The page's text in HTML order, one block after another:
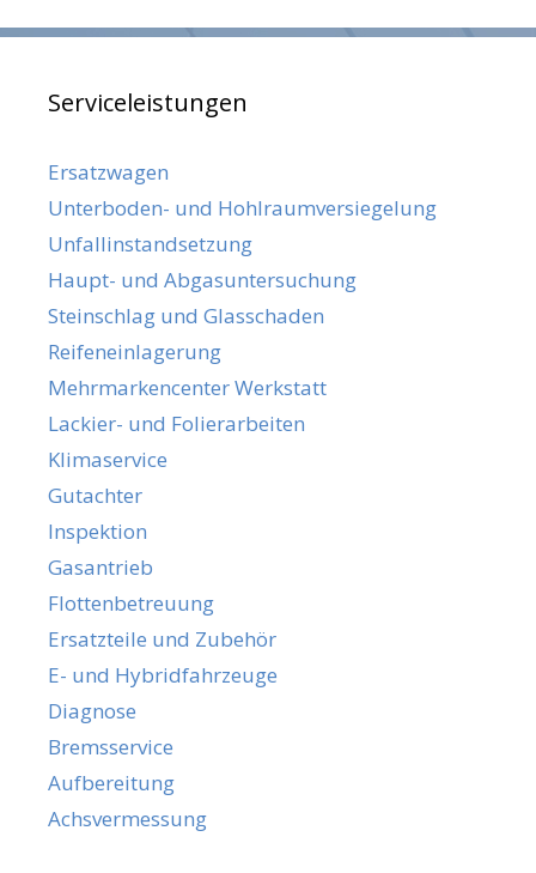
Serviceleistungen
Ersatzwagen
Unterboden- und Hohlraumversiegelung
Unfallinstandsetzung
Haupt- und Abgasuntersuchung
Steinschlag und Glasschaden
Reifeneinlagerung
Mehrmarkencenter Werkstatt
Lackier- und Folierarbeiten
Klimaservice
Gutachter
Inspektion
Gasantrieb
Flottenbetreuung
Ersatzteile und Zubehör
E- und Hybridfahrzeuge
Diagnose
Bremsservice
Aufbereitung
Achsvermessung